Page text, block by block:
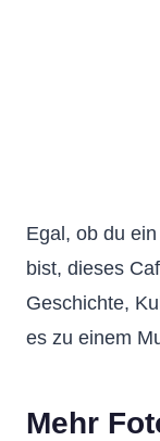
Egal, ob du
bist, dieses
Geschichte,
es zu einem
Mehr